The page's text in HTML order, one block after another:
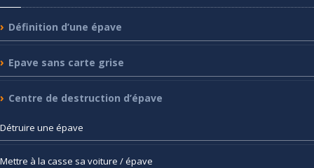
Définition d’une épave
Epave sans carte grise
Centre de destruction d’épave
Détruire une épave
Mettre à la casse sa voiture / épave